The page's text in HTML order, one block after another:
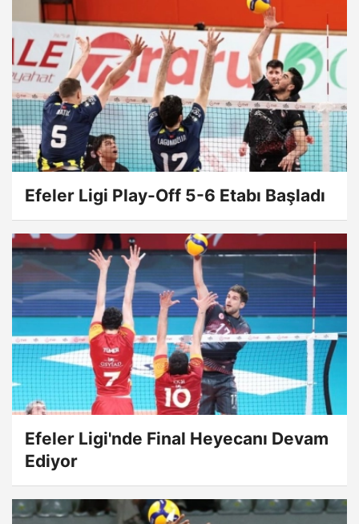
Efeler Ligi Play-Off 5-6 Etabı Başladı
Efeler Ligi'nde Final Heyecanı Devam
Ediyor